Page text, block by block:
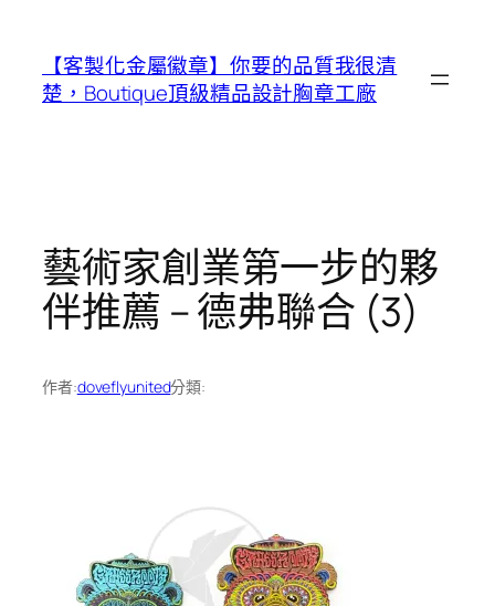
【客製化金屬徽章】你要的品質我很清
楚，Boutique頂級精品設計胸章工廠
藝術家創業第一步的夥
伴推薦 – 德弗聯合 (3)
作者:doveflyunited分類: